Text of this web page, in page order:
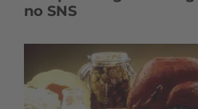
no SNS